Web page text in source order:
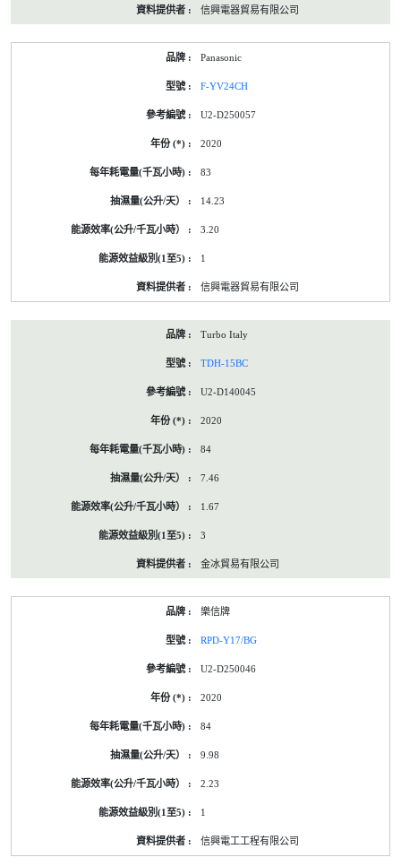
信興電器貿易有限公司
Panasonic
F-YV24CH
U2-D250057
2020
83
14.23
3.20
1
信興電器貿易有限公司
Turbo Italy
TDH-15BC
U2-D140045
2020
84
7.46
1.67
3
金冰貿易有限公司
樂信牌
RPD-Y17/BG
U2-D250046
2020
84
9.98
2.23
1
信興電工工程有限公司